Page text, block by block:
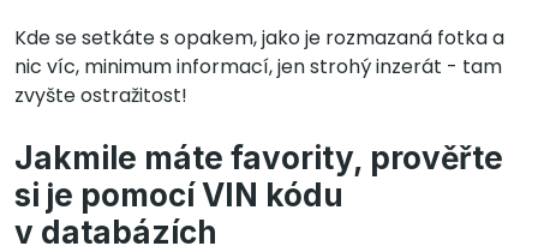
Kde se setkáte s opakem, jako je rozmazaná fotka a
nic víc, minimum informací, jen strohý inzerát - tam
zvyšte ostražitost!
Jakmile máte favority, prověřte
si je pomocí VIN kódu
v databázích